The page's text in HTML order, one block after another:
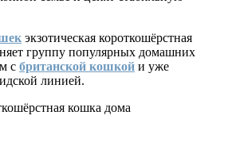
экзотическая короткошёрстная
группу популярных домашних
с британской кошкой и уже
линией.